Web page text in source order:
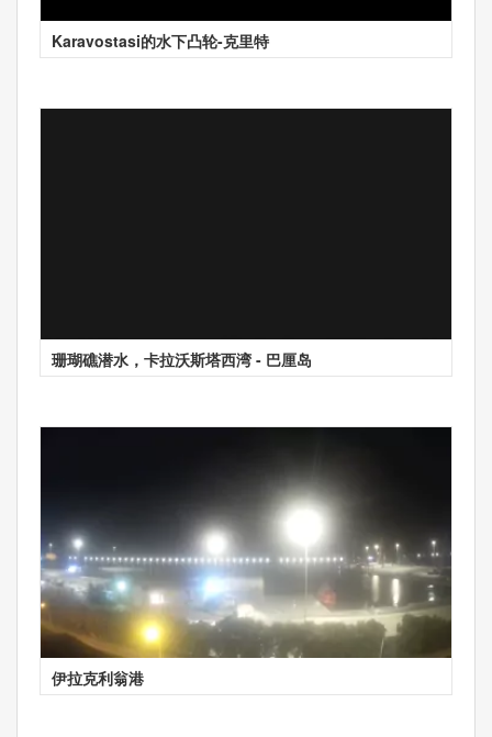
Karavostasi的水下凸轮-克里特
珊瑚礁潜水，卡拉沃斯塔西湾 - 巴厘岛
伊拉克利翁港